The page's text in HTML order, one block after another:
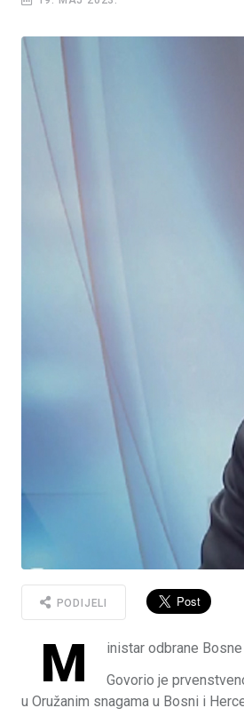
PODIJELI
M
inistar odbrane
Govorio je
u Oružanim snagama u Bosni i